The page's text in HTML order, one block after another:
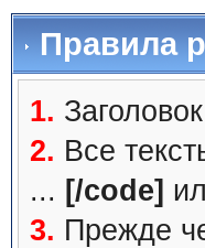
Правила
1.
2. Все
... [/code]
3. Прежде